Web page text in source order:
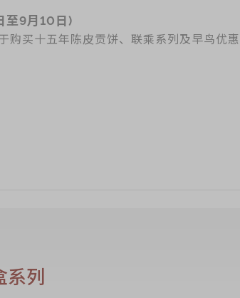
至9月10日)
购买十五年陈皮贡饼、联乘系列及早鸟优惠
系列